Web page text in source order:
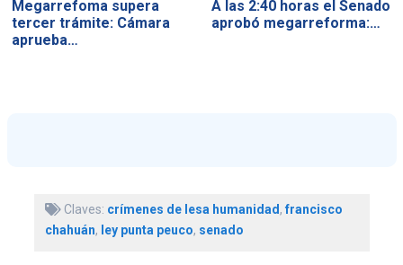
Megarrefoma supera
tercer trámite: Cámara
aprueba…
A las 2:40 horas el Senado
aprobó megarreforma:…
Claves: crímenes de lesa humanidad ,francisco
chahuán, ley punta peuco, senado